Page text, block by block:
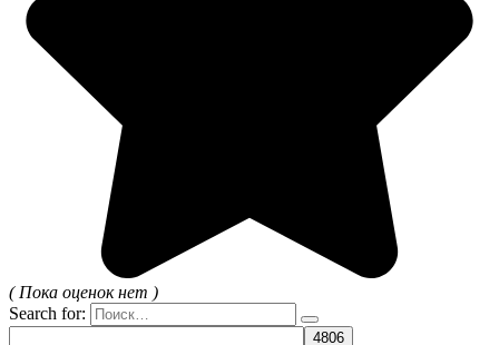
( Пока оценок нет )
Search for: